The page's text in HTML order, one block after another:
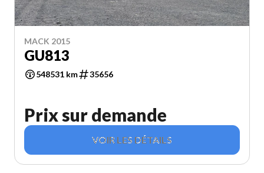
MACK 2015
GU813
548531 km 35656
Prix sur demande
VOIR LES DÉTAILS